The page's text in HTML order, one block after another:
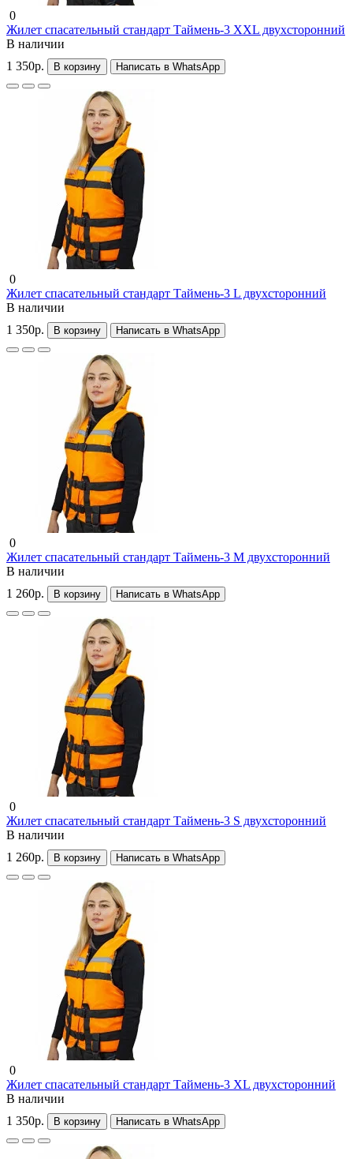
0
Жилет спасательный стандарт Таймень-3 XXL двухсторонний
В наличии
1 350р.
В корзину Написать в WhatsApp
0
Жилет спасательный стандарт Таймень-3 L двухсторонний
В наличии
1 350р.
В корзину Написать в WhatsApp
0
Жилет спасательный стандарт Таймень-3 M двухсторонний
В наличии
1 260р.
В корзину Написать в WhatsApp
0
Жилет спасательный стандарт Таймень-3 S двухсторонний
В наличии
1 260р.
В корзину Написать в WhatsApp
0
Жилет спасательный стандарт Таймень-3 XL двухсторонний
В наличии
1 350р.
В корзину Написать в WhatsApp